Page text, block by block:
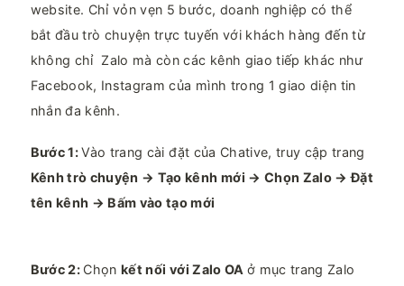
website. Chỉ vỏn vẹn 5 bước, doanh nghiệp có thể
bắt đầu trò chuyện trực tuyến với khách hàng đến từ
không chỉ Zalo mà còn các kênh giao tiếp khác như
Facebook, Instagram của mình trong 1 giao diện tin
nhắn đa kênh.
Bước 1:Vào trang cài đặt của Chative, truy cập trang
Kênh trò chuyện → Tạo kênh mới → Chọn Zalo → Đặt
tên kênh → Bấm vào tạo mới
Bước 2: Chọnkết nối với Zalo OA ở mục trang Zalo